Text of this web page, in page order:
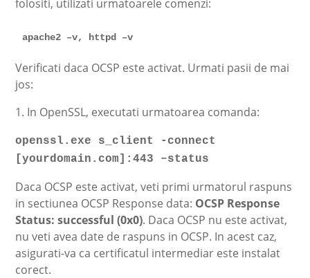
folositi, utilizati urmatoarele comenzi:
apache2 –v, httpd –v
Verificati daca OCSP este activat. Urmati pasii de mai
jos:
1. In OpenSSL, executati urmatoarea comanda:
openssl.exe s_client -connect
[yourdomain.com]:443 –status
Daca OCSP este activat, veti primi urmatorul raspuns
in sectiunea OCSP Response data: OCSP Response
Status: successful (0x0). Daca OCSP nu este activat,
nu veti avea date de raspuns in OCSP. In acest caz,
asigurati-va ca certificatul intermediar este instalat
corect.